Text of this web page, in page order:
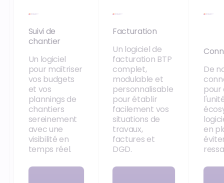
Suivi de
chantier
Un logiciel
pour maîtriser
vos budgets
et vos
plannings de
chantiers
sereinement
avec une
visibilité en
temps réel.
Facturation
Un logiciel de
facturation BTP
complet,
modulable et
personnalisable
pour établir
facilement vos
situations de
travaux,
factures et
DGD.
De
pour
en